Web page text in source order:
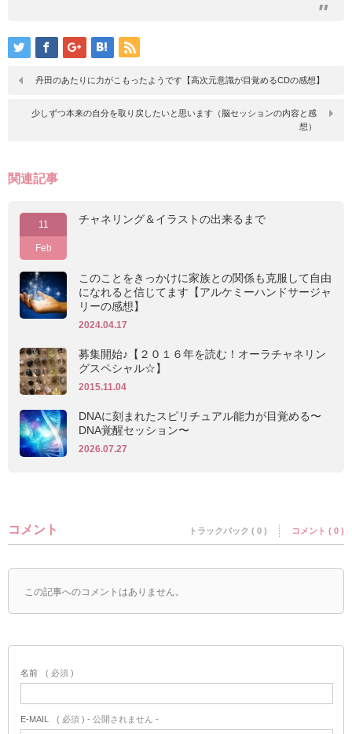
丹田のあたりに力がこもったようです【高次元意識が目覚めるCDの感想】
少しずつ本来の自分を取り戻したいと思います（脳セッションの内容と感
想）
関連記事
11
Feb
チャネリング＆イラストの出来るまで
このことをきっかけに家族との関係も克服して自由
になれると信じてます【アルケミーハンドサージャ
リーの感想】
2024.04.17
募集開始♪【２０１６年を読む！オーラチャネリン
グスペシャル☆】
2015.11.04
DNAに刻まれたスピリチュアル能力が目覚める〜
DNA覚醒セッション〜
2026.07.27
コメント トラックバック ( 0 ) コメント ( 0 )
この記事へのコメントはありません。
名前 ( 必須 )
E-MAIL ( 必須 ) - 公開されません -